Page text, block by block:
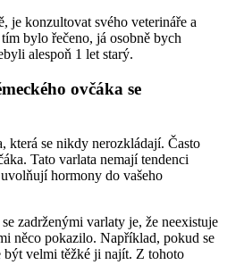
je konzultovat svého veterináře a
bylo řečeno, já osobně bych
alespoň 1 let starý.
ovčáka se
která se nikdy nerozkládají. Často
Tato varlata nemají tendenci
hormony do vašeho
zadrženými varlaty je, že neexistuje
něco pokazilo. Například, pokud se
velmi těžké ji najít. Z tohoto